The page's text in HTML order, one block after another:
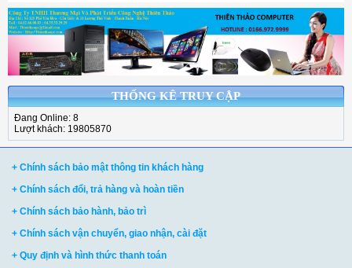
THỐNG KÊ TRUY CẬP
Đang Online: 8
Lượt khách: 19805870
+ Chính sách bảo mật thông tin khách hàng
+ Chính sách đổi, trả hàng và hoàn tiền
+ Chính sách bảo hành, bảo trì
+ Chính sách vận chuyển, giao nhận, cài đặt
+ Quy định và hình thức thanh toán